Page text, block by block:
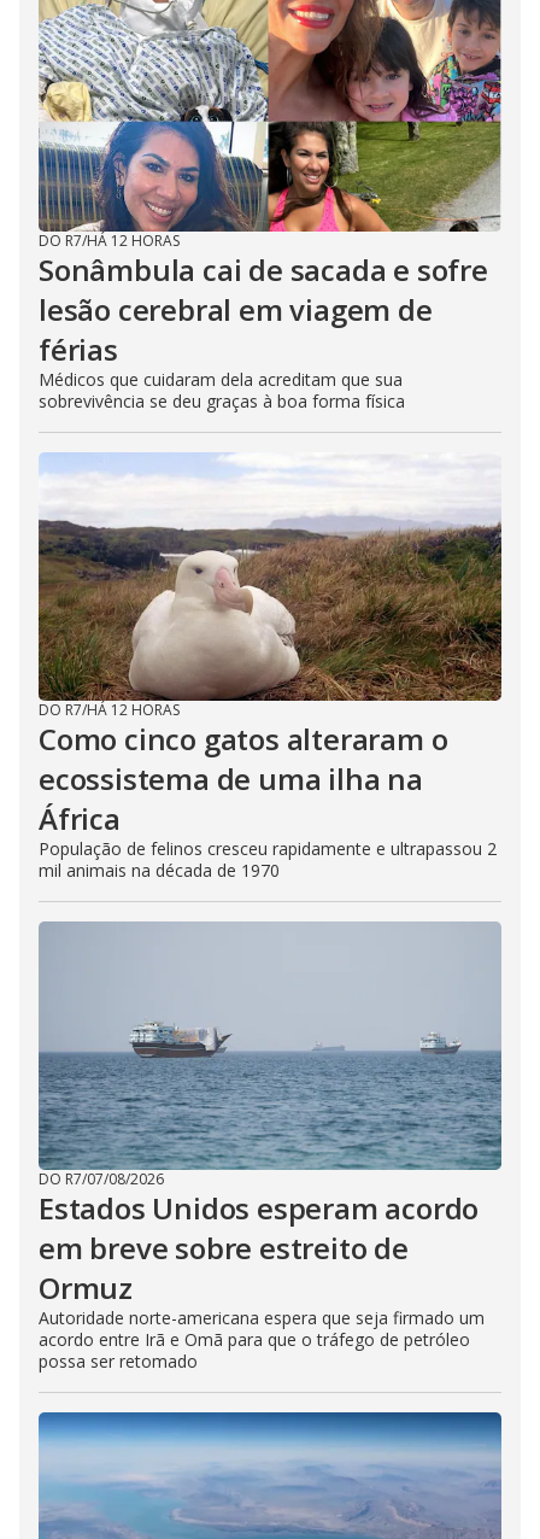
DO R7/HÁ 12 HORAS
Sonâmbula cai de sacada e sofre
lesão cerebral em viagem de
férias
Médicos que cuidaram dela acreditam que sua
sobrevivência se deu graças à boa forma física
DO R7/HÁ 12 HORAS
Como cinco gatos alteraram o
ecossistema de uma ilha na
África
População de felinos cresceu rapidamente e ultrapassou 2
mil animais na década de 1970
DO R7/07/08/2026
Estados Unidos esperam acordo
em breve sobre estreito de
Ormuz
Autoridade norte-americana espera que seja firmado um
acordo entre Irã e Omã para que o tráfego de petróleo
possa ser retomado